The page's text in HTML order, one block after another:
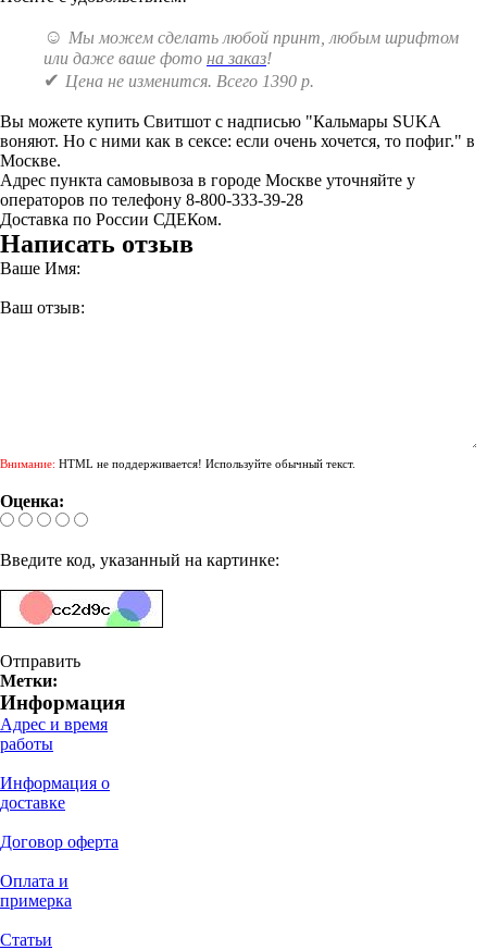
☺ Мы можем сделать любой принт, любым шрифтом
или даже ваше фото на заказ!
✔ Цена не изменится. Всего 1390 р.
Вы можете купить Свитшот с надписью "Кальмары SUKA
воняют. Но с ними как в сексе: если очень хочется, то пофиг." в
Москве.
Адрес пункта самовывоза в городе Москве уточняйте у
операторов по телефону 8-800-333-39-28
Доставка по России СДЕКом.
Написать отзыв
Ваше Имя:
Ваш отзыв:
Внимание: HTML не поддерживается! Используйте обычный текст.
Оценка:
Введите код, указанный на картинке:
Отправить
Метки:
Информация
Адрес и время
работы
Информация о
доставке
Договор оферта
Оплата и
примерка
Статьи